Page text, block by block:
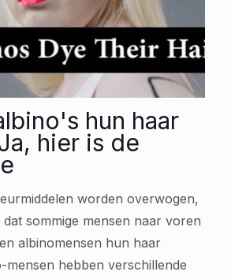
hun haar
hier is de
worden overwogen,
sommige mensen naar voren
albinomensen hun haar
hebben verschillende